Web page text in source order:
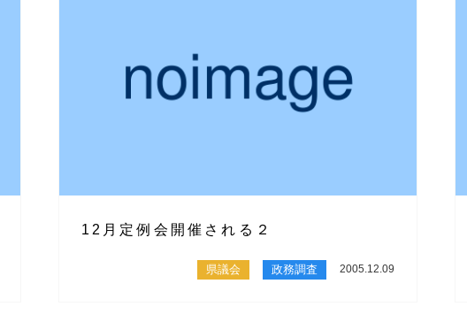
12月定例会開催される２
県議会 政務調査 2005.12.09